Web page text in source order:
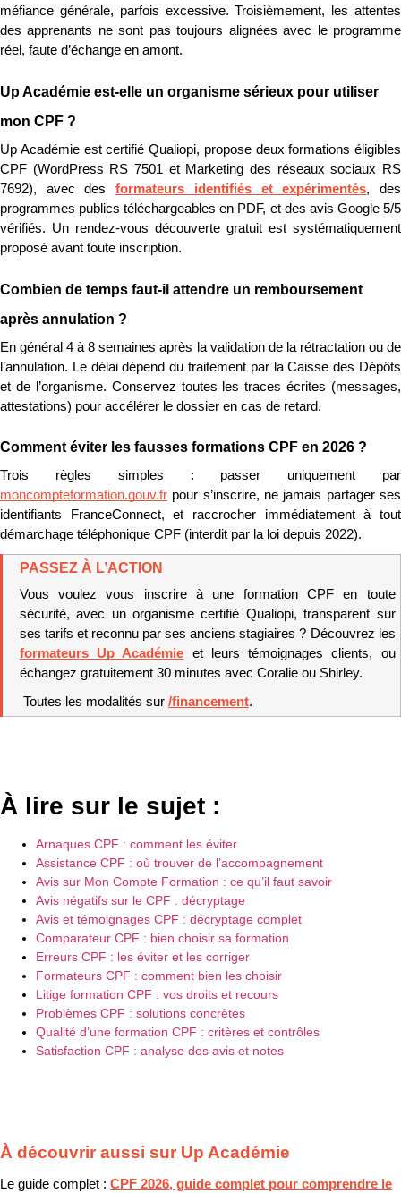
méfiance générale, parfois excessive. Troisièmement, les attentes
des apprenants ne sont pas toujours alignées avec le programme
réel, faute d’échange en amont.
Up Académie est-elle un organisme sérieux pour utiliser
mon CPF ?
Up Académie est certifié Qualiopi, propose deux formations éligibles
CPF (WordPress RS 7501 et Marketing des réseaux sociaux RS
7692), avec des formateurs identifiés et expérimentés, des
programmes publics téléchargeables en PDF, et des avis Google 5/5
vérifiés. Un rendez-vous découverte gratuit est systématiquement
proposé avant toute inscription.
Combien de temps faut-il attendre un remboursement
après annulation ?
En général 4 à 8 semaines après la validation de la rétractation ou de
l’annulation. Le délai dépend du traitement par la Caisse des Dépôts
et de l’organisme. Conservez toutes les traces écrites (messages,
attestations) pour accélérer le dossier en cas de retard.
Comment éviter les fausses formations CPF en 2026 ?
moncompteformation.gouv.fr pour s’inscrire, ne jamais partager ses
identifiants FranceConnect, et raccrocher immédiatement à tout
démarchage téléphonique CPF (interdit par la loi depuis 2022).
PASSEZ À L’ACTION
Vous voulez vous inscrire à une formation CPF en toute
sécurité, avec un organisme certifié Qualiopi, transparent sur
formateurs Up Académie et leurs témoignages clients, ou
échangez gratuitement 30 minutes avec Coralie ou Shirley.
Toutes les modalités sur /financement.
À lire sur le sujet :
Arnaques CPF : comment les éviter
Assistance CPF : où trouver de l’accompagnement
Avis sur Mon Compte Formation : ce qu’il faut savoir
Avis négatifs sur le CPF : décryptage
Avis et témoignages CPF : décryptage complet
Comparateur CPF : bien choisir sa formation
Erreurs CPF : les éviter et les corriger
Formateurs CPF : comment bien les choisir
Litige formation CPF : vos droits et recours
Problèmes CPF : solutions concrètes
Qualité d’une formation CPF : critères et contrôles
Satisfaction CPF : analyse des avis et notes
À découvrir aussi sur Up Académie
Le guide complet : CPF 2026, guide complet pour comprendre le